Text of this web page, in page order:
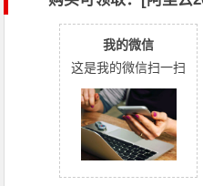
我的微信
这是我的微信扫一扫